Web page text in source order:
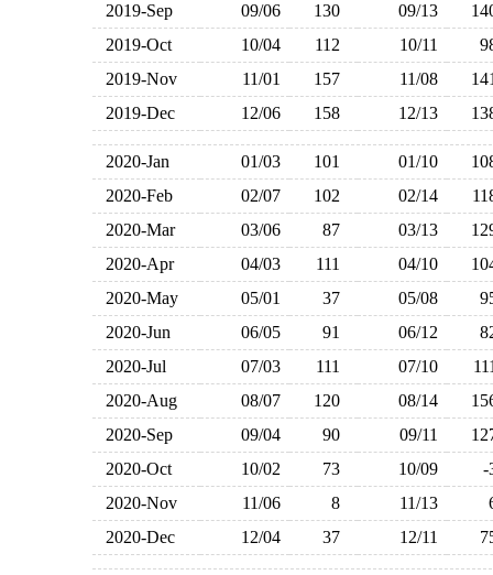
2019-Sep
09/06 130 09/13
2019-Oct
10/04 112 10/11
2019-Nov
11/01 157 11/08
2019-Dec
12/06 158 12/13
2020-Jan 01/03 101 01/10
2020-Feb
02/07 102 02/14
2020-Mar
03/06 87 03/13
2020-Apr
04/03 111 04/10
2020-May
05/01 37 05/08
2020-Jun
06/05 91 06/12
2020-Jul
07/03 111 07/10
2020-Aug
08/07 120 08/14
2020-Sep
09/04 90 09/11
2020-Oct
10/02 73 10/09
2020-Nov
11/06 8 11/13
2020-Dec
12/04 37 12/11